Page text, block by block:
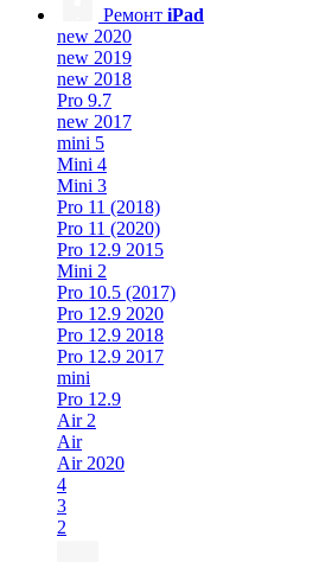
Ремонт iPad
new 2020
new 2019
new 2018
Pro 9.7
new 2017
mini 5
Mini 4
Mini 3
Pro 11 (2018)
Pro 11 (2020)
Pro 12.9 2015
Mini 2
Pro 10.5 (2017)
Pro 12.9 2020
Pro 12.9 2018
Pro 12.9 2017
mini
Pro 12.9
Air 2
Air
Air 2020
4
3
2